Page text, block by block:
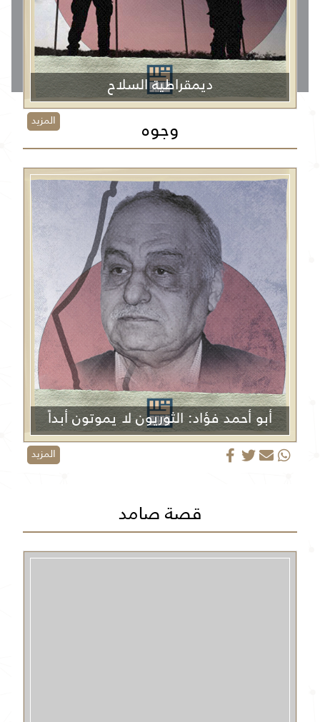
ديمقراطية السلاح
المزيد وجوه
أبو أحمد فؤاد: الثوريون لا يموتون أبداً
المزيد
قصة صامد